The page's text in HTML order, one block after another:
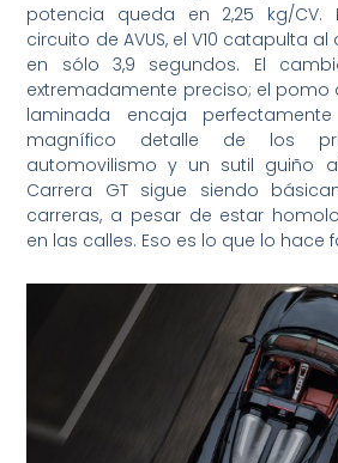
potencia queda en 2,25 kg/CV.
circuito de AVUS, el V10 catapulta
en sólo 3,9 segundos. El
extremadamente preciso; el
laminada encaja
magnífico detalle de los
automovilismo y un sutil guiño
Carrera GT sigue siendo
carreras, a pesar de estar
en las calles. Eso es lo que lo hace